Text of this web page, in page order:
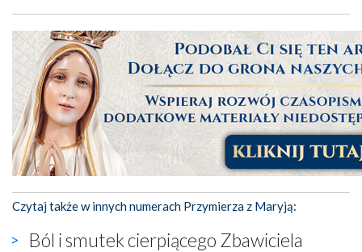
Czytaj także w innych numerach Przymierza z Maryją:
Ból i smutek cierpiącego Zbawiciela